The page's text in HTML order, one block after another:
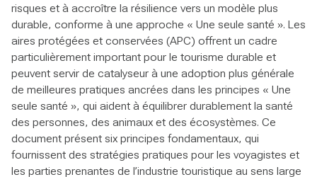
risques et à accroître la résilience vers un modèle plus
durable, conforme à une approche « Une seule santé ». Les
aires protégées et conservées (APC) offrent un cadre
particulièrement important pour le tourisme durable et
peuvent servir de catalyseur à une adoption plus générale
de meilleures pratiques ancrées dans les principes « Une
seule santé », qui aident à équilibrer durablement la santé
des personnes, des animaux et des écosystèmes. Ce
document présent six principes fondamentaux, qui
fournissent des stratégies pratiques pour les voyagistes et
les parties prenantes de l’industrie touristique au sens large